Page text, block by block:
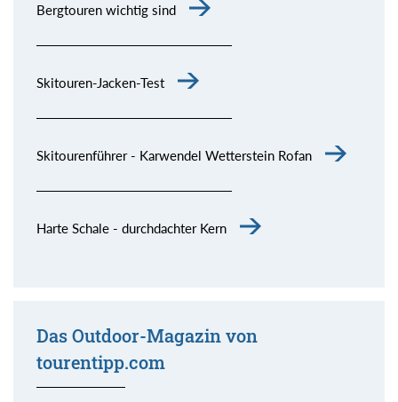
Bergtouren wichtig sind
Skitouren-Jacken-Test
Skitourenführer - Karwendel Wetterstein Rofan
Harte Schale - durchdachter Kern
Das Outdoor-Magazin von
tourentipp.com